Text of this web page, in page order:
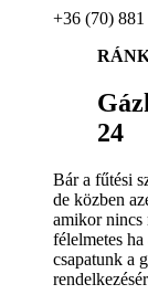
+36 (70)
24
Bár a fűtési
de közben
amikor nincs
félelmetes
csapatunk a